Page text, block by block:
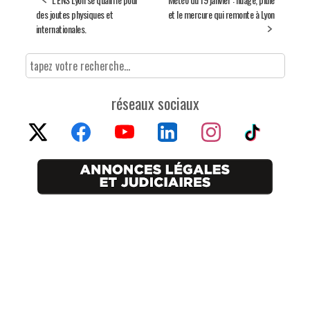
des joutes physiques et
internationales.
et le mercure qui remonte à Lyon
réseaux sociaux